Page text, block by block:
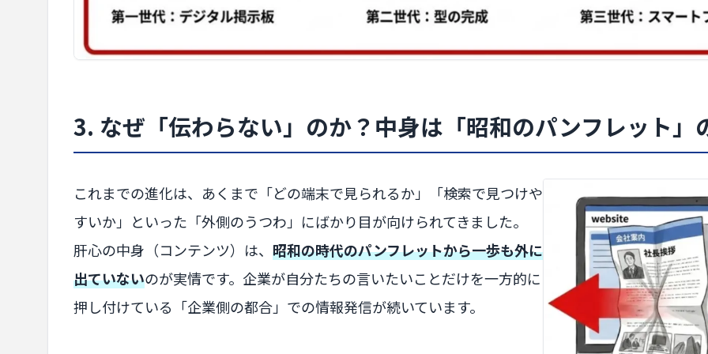
3. なぜ「伝わらない」のか？中身は「昭和のパンフレット」
これまでの進化は、あくまで「どの端末で見られるか」「検索で見つけや
すいか」といった「外側のうつわ」にばかり目が向けられてきました。
肝心の中身（コンテンツ）は、 昭和の時代のパンフレットから一歩も外に
出ていないのが実情です。企業が自分たちの言いたいことだけを一方的に
押し付けている「企業側の都合」での情報発信が続いています。